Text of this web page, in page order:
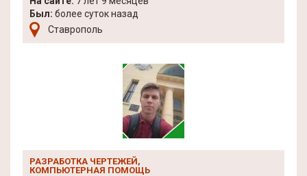
Был: более суток назад
Ставрополь
РАЗРАБОТКА ЧЕРТЕЖЕЙ,
КОМПЬЮТЕРНАЯ ПОМОЩЬ